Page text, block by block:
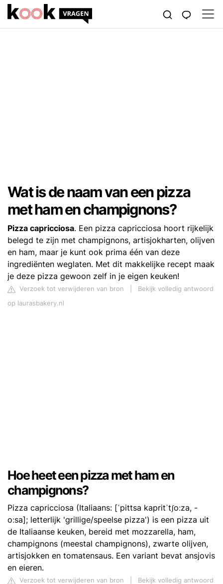
Wat is de naam van een pizza
met ham en champignons?
Pizza capricciosa. Een pizza capricciosa hoort rijkelijk
belegd te zijn met champignons, artisjokharten, olijven
en ham, maar je kunt ook prima één van deze
ingrediënten weglaten. Met dit makkelijke recept maak
je deze pizza gewoon zelf in je eigen keuken!
Verzoek tot verwijderen van bron
Bekijk volledig antwoord
op laurasbakery.nl
Hoe heet een pizza met ham en
champignons?
Pizza capricciosa (Italiaans: [ˈpittsa kapritˈtʃoːza, -
oːsa]; letterlijk 'grillige/speelse pizza') is een pizza uit
de Italiaanse keuken, bereid met mozzarella, ham,
champignons (meestal champignons), zwarte olijven,
artisjokken en tomatensaus. Een variant bevat ansjovis
en eieren.
Verzoek tot verwijderen van bron
Bekijk volledig antwoord